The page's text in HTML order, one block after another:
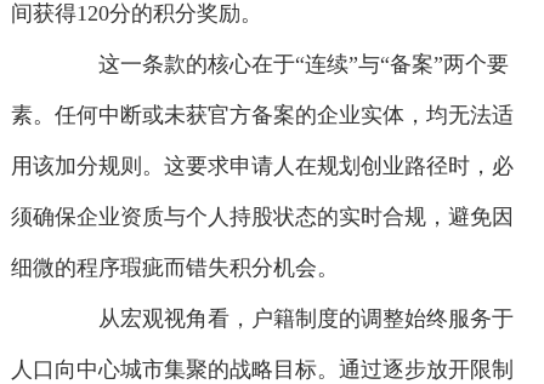
间获得120分的积分奖励。
这一条款的核心在于“连续”与“备案”两个要
素。任何中断或未获官方备案的企业实体，均无法适
用该加分规则。这要求申请人在规划创业路径时，必
须确保企业资质与个人持股状态的实时合规，避免因
细微的程序瑕疵而错失积分机会。
从宏观视角看，户籍制度的调整始终服务于
人口向中心城市集聚的战略目标。通过逐步放开限制